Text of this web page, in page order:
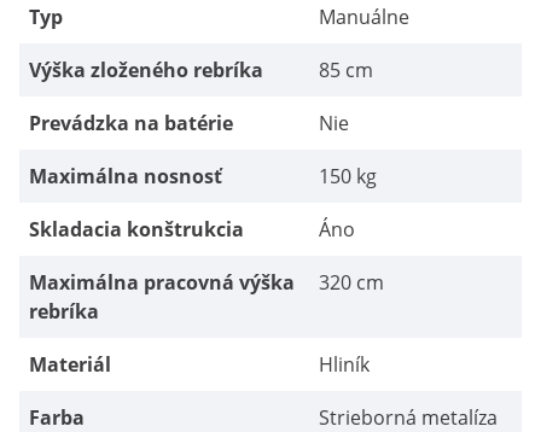
Typ
Manuálne
Výška zloženého rebríka
85 cm
Prevádzka na batérie
Nie
Maximálna nosnosť
150 kg
Skladacia konštrukcia
Áno
Maximálna pracovná výška
rebríka
320 cm
Materiál
Hliník
Farba
Strieborná metalíza